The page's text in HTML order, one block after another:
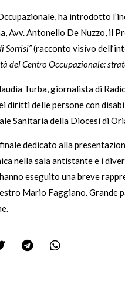
ha introdotto
Antonello De Nuzzo, il
Sorrisi”(racconto visivo
del Centro Occupazionale:
Turba, giornalista di
diritti delle persone con
della Diocesi di
dedicato alla
nella sala antistante e i
eseguito una breve
Mario Faggiano.